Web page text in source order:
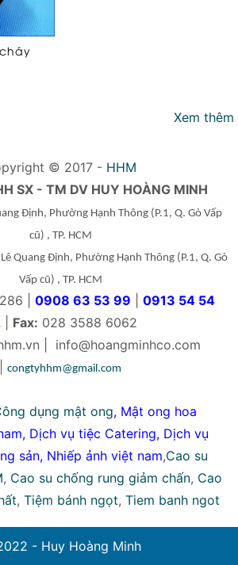
Xem thêm
© 2017 - HHM
SX - TM DV HUY HOÀNG MINH
Định, Phường Hạnh Thông (P.1, Q. Gò Vấp
cũ) , TP. HCM
Quang Định, Phường Hạnh Thông(P.1, Q. Gò
Vấp cũ) , TP. HCM
| 0908 63 53 99
0913 54 54
| Fax: 028 3588 6062
info@hoangminhco.com
congtyhhm@gmail.com
dụng mật ong, Mật ong hoa
, Dịch vụ tiệc Catering, Dịch vụ
sản, Nhiếp ảnh việt nam,Cao su
, Cao su chống rung giảm chấn, Cao
, Tiệm bánh ngọt, Tiem banh ngot
- Huy Hoàng Minh